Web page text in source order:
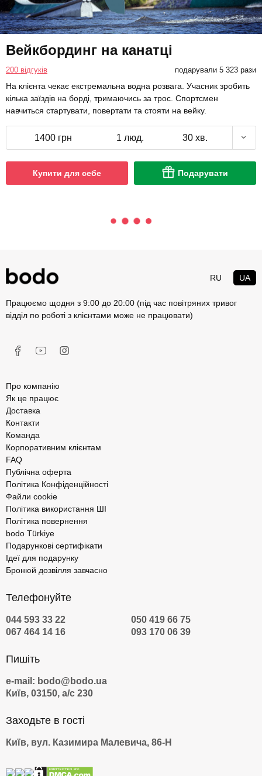
Вейкбординг на канатці
200 відгуків подарували 5 323 рази
На клієнта чекає екстремальна водна розвага. Учасник зробить
кілька заїздів на борді, тримаючись за трос. Спортсмен
навчиться стартувати, повертати та стояти на вейку.
1400 грн 1 люд. 30 хв.
Купити для себе Подарувати
RU UA
Працюємо щодня з 9:00 до 20:00 (під час повітряних тривог
відділ по роботі з клієнтами може не працювати)
Про компанію
Як це працює
Доставка
Контакти
Команда
Корпоративним клієнтам
FAQ
Публічна оферта
Політика Конфіденційності
Файли cookie
Політика використання ШІ
Політика повернення
bodo Türkiye
Подарункові сертифікати
Ідеї для подарунку
Бронюй дозвілля завчасно
Телефонуйте
044 593 33 22
050 419 66 75
067 464 14 16
093 170 06 39
Пишіть
e-mail: bodo@bodo.ua
Київ, 03150, а/с 230
Заходьте в гості
Київ, вул. Казимира Малевича, 86-Н